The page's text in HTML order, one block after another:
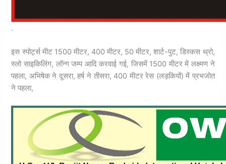
.
इस स्पोर्ट्स मीट 1500 मीटर, 400 मीटर, 50 मीटर, शार्ट-पुट, डिस्कस थ्रो,
स्लो साइकिलिंग, लॉन्ग जम्प आदि करवाई गई, जिसमें 1500 मीटर में लक्ष्मण ने
पहला, अभिषेक ने दूसरा, हर्ष ने तीसरा, 400 मीटर रेस (लड़कियों) में प्रभजोत
ने पहला,